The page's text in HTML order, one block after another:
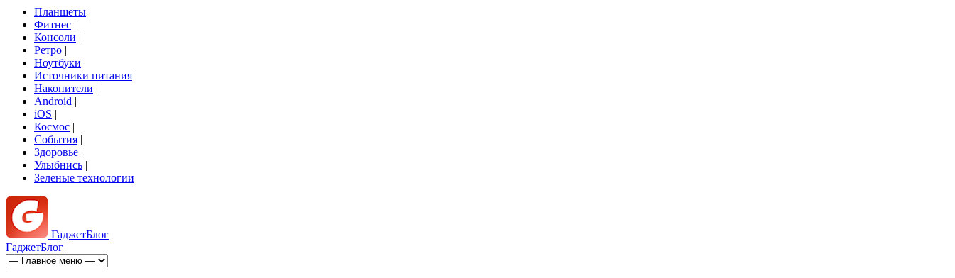
Планшеты |
Фитнес |
Консоли |
Ретро |
Ноутбуки |
Источники питания |
Накопители |
Android |
iOS |
Космос |
События |
Здоровье |
Улыбнись |
Зеленые технологии
ГаджетБлог
ГаджетБлог